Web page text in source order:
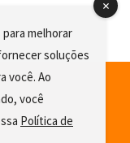
melhorar
soluções
você. Ao
você
Política de